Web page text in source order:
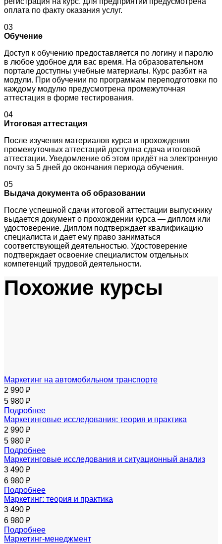
оплата по факту оказания услуг.
03
Обучение
Доступ к обучению предоставляется по логину и паролю
в любое удобное для вас время. На образовательном
портале доступны учебные материалы. Курс разбит на
модули. При обучении по программам переподготовки по
каждому модулю предусмотрена промежуточная
аттестация в форме тестирования.
04
Итоговая аттестация
После изучения материалов курса и прохождения
промежуточных аттестаций доступна сдача итоговой
аттестации. Уведомление об этом придёт на электронную
почту за 5 дней до окончания периода обучения.
05
Выдача документа об образовании
После успешной сдачи итоговой аттестации выпускнику
выдается документ о прохождении курса — диплом или
удостоверение. Диплом подтверждает квалификацию
специалиста и дает ему право заниматься
соответствующей деятельностью. Удостоверение
подтверждает освоение специалистом отдельных
компетенций трудовой деятельности.
Похожие курсы
Маркетинг на автомобильном транспорте
2 990 ₽
5 980 ₽
Подробнее
Маркетинговые исследования: теория и практика
2 990 ₽
5 980 ₽
Подробнее
Маркетинговые исследования и ситуационный анализ
3 490 ₽
6 980 ₽
Подробнее
Маркетинг: теория и практика
3 490 ₽
6 980 ₽
Подробнее
Маркетинг-менеджмент